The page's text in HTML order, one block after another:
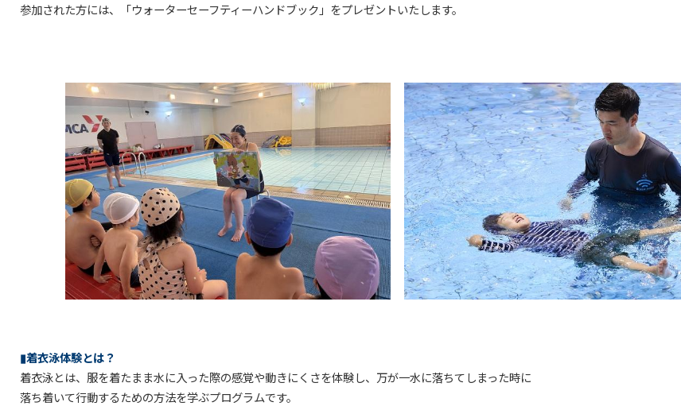
参加された方には、「ウォーターセーフティーハンドブック」をプレゼントいたします。
▮着衣泳体験とは？
着衣泳とは、服を着たまま水に入った際の感覚や動きにくさを体験し、万が一水に落ちてしまった時に
落ち着いて行動するための方法を学ぶプログラムです。